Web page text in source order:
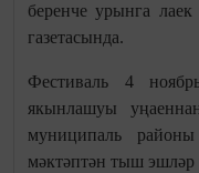
беренче урынга лаек
газетасында.
Фестиваль 4
якынлашуы
муниципаль
мәктәптән тыш